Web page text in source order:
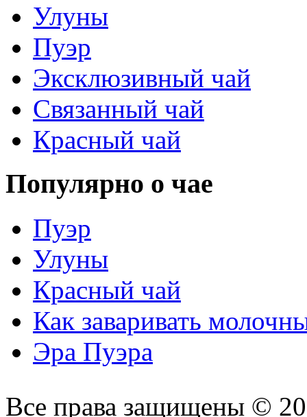
Улуны
Пуэр
Эксклюзивный чай
Связанный чай
Красный чай
Популярно о чае
Пуэр
Улуны
Красный чай
Как заваривать
Эра Пуэра
Все права защищены ©